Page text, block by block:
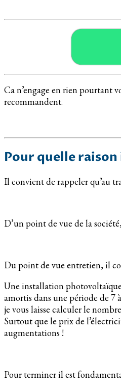
Ca n’engage en rien pourtant
recommandent.
Pour quelle raison
Il convient de rappeler qu’au
D’un point de vue de la
Du point de vue entretien, il
Une installation
amortis dans une période de 7
je vous laisse calculer le
Surtout que le prix de
augmentations !
Pour terminer il est